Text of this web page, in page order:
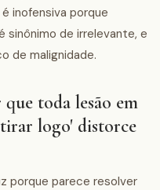
inofensiva porque
sinônimo de irrelevante, e
de malignidade.
toda lesão em
logo' distorce
porque parece resolver